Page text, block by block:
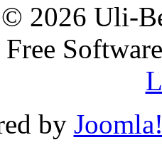
2026 Uli-
Free
by